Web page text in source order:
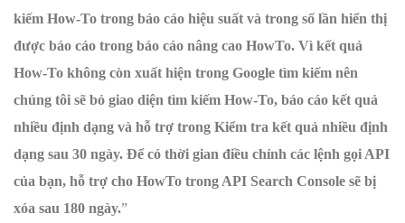
kiếm How-To trong báo cáo hiệu suất và trong số lần hiển thị
được báo cáo trong báo cáo nâng cao HowTo. Vì kết quả
How-To không còn xuất hiện trong Google tìm kiếm nên
chúng tôi sẽ bỏ giao diện tìm kiếm How-To, báo cáo kết quả
nhiều định dạng và hỗ trợ trong Kiểm tra kết quả nhiều định
dạng sau 30 ngày. Để có thời gian điều chỉnh các lệnh gọi API
của bạn, hỗ trợ cho HowTo trong API Search Console sẽ bị
xóa sau 180 ngày.”